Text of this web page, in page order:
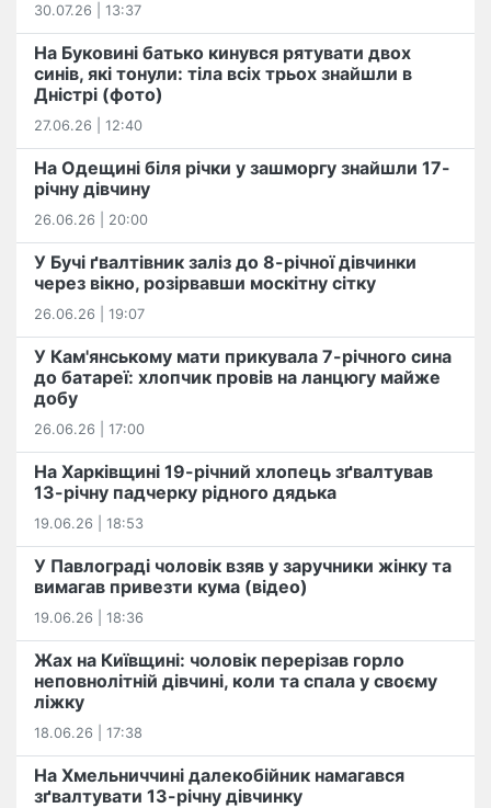
30.07.26 | 13:37
На Буковині батько кинувся рятувати двох
синів, які тонули: тіла всіх трьох знайшли в
Дністрі (фото)
27.06.26 | 12:40
На Одещині біля річки у зашморгу знайшли 17-
річну дівчину
26.06.26 | 20:00
У Бучі ґвалтівник заліз до 8-річної дівчинки
через вікно, розірвавши москітну сітку
26.06.26 | 19:07
У Кам'янському мати прикувала 7-річного сина
до батареї: хлопчик провів на ланцюгу майже
добу
26.06.26 | 17:00
На Харківщині 19-річний хлопець​ ️зґвалтував
13-річну падчерку рідного дядька
19.06.26 | 18:53
У Павлограді чоловік взяв у заручники жінку та
вимагав привезти кума (відео)
19.06.26 | 18:36
Жах на Київщині: чоловік перерізав горло
неповнолітній дівчині, коли та спала у своєму
ліжку
18.06.26 | 17:38
На Хмельниччині далекобійник намагався
зґвалтувати 13-річну дівчинку